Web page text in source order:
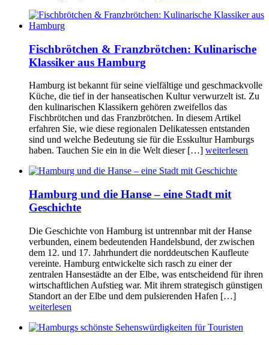
Fischbrötchen & Franzbrötchen: Kulinarische
Klassiker aus Hamburg
Hamburg ist bekannt für seine vielfältige und geschmackvolle
Küche, die tief in der hanseatischen Kultur verwurzelt ist. Zu
den kulinarischen Klassikern gehören zweifellos das
Fischbrötchen und das Franzbrötchen. In diesem Artikel
erfahren Sie, wie diese regionalen Delikatessen entstanden
sind und welche Bedeutung sie für die Esskultur Hamburgs
haben. Tauchen Sie ein in die Welt dieser […] weiterlesen
Hamburg und die Hanse – eine Stadt mit
Geschichte
Die Geschichte von Hamburg ist untrennbar mit der Hanse
verbunden, einem bedeutenden Handelsbund, der zwischen
dem 12. und 17. Jahrhundert die norddeutschen Kaufleute
vereinte. Hamburg entwickelte sich rasch zu einer der
zentralen Hansestädte an der Elbe, was entscheidend für ihren
wirtschaftlichen Aufstieg war. Mit ihrem strategisch günstigen
Standort an der Elbe und dem pulsierenden Hafen […]
weiterlesen